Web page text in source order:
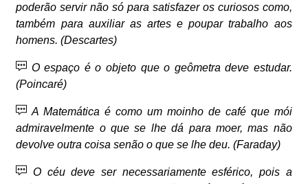
poderão servir não só para satisfazer os curiosos como,
também para auxiliar as artes e poupar trabalho aos
homens. (Descartes)
O espaço é o objeto que o geômetra deve estudar.
(Poincaré)
A Matemática é como um moinho de café que mói
admiravelmente o que se lhe dá para moer, mas não
devolve outra coisa senão o que se lhe deu. (Faraday)
O céu deve ser necessariamente esférico, pois a